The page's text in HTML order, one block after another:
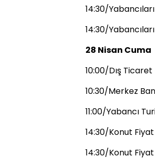
14:30/
14:30/
28 Nisan Cuma
10:00/Dış
10:30/Merkez
11:00/Yabancı
14:30/Konut
14:30/Konut